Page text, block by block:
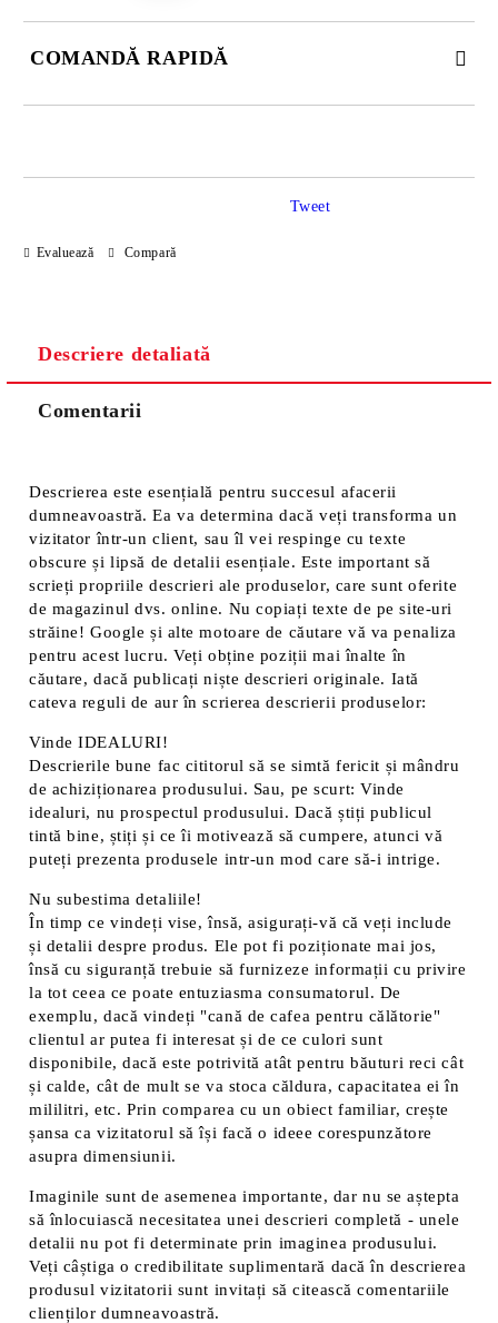
COMANDĂ RAPIDĂ
Evaluează Compară
Tweet
Descriere detaliată
Comentarii
Descrierea este esențială pentru succesul afacerii
dumneavoastră. Ea va determina dacă veți transforma un
vizitator într-un client, sau îl vei respinge cu texte
obscure și lipsă de detalii esențiale. Este important să
scrieți propriile descrieri ale produselor, care sunt oferite
de magazinul dvs. online. Nu copiați texte de pe site-uri
străine! Google și alte motoare de căutare vă va penaliza
pentru acest lucru. Veți obține poziții mai înalte în
căutare, dacă publicați niște descrieri originale. Iată
cateva reguli de aur în scrierea descrierii produselor:
Vinde IDEALURI!
Descrierile bune fac cititorul să se simtă fericit și mândru
de achiziționarea produsului. Sau, pe scurt: Vinde
idealuri, nu prospectul produsului. Dacă știți publicul
tintă bine, știți și ce îi motivează să cumpere, atunci vă
puteți prezenta produsele intr-un mod care să-i intrige.
Nu subestima detaliile!
În timp ce vindeți vise, însă, asigurați-vă că veți include
și detalii despre produs. Ele pot fi poziționate mai jos,
însă cu siguranță trebuie să furnizeze informații cu privire
la tot ceea ce poate entuziasma consumatorul. De
exemplu, dacă vindeți "cană de cafea pentru călătorie"
clientul ar putea fi interesat și de ce culori sunt
disponibile, dacă este potrivită atât pentru băuturi reci cât
și calde, cât de mult se va stoca căldura, capacitatea ei în
mililitri, etc. Prin comparea cu un obiect familiar, crește
șansa ca vizitatorul să își facă o ideee corespunzătore
asupra dimensiunii.
Imaginile sunt de asemenea importante, dar nu se aștepta
să înlocuiască necesitatea unei descrieri completă - unele
detalii nu pot fi determinate prin imaginea produsului.
Veți câștiga o credibilitate suplimentară dacă în descrierea
produsul vizitatorii sunt invitați să citească comentariile
clienților dumneavoastră.